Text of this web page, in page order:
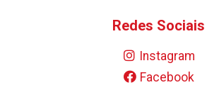
Redes Sociais
Instagram
Facebook